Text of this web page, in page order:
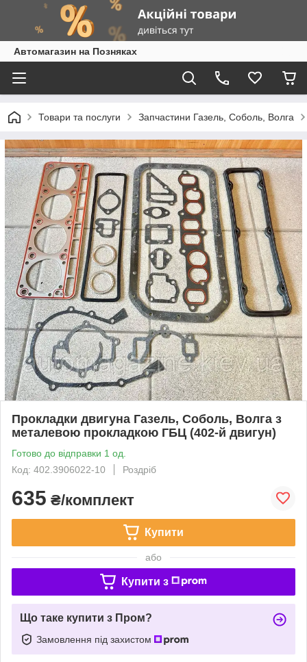
Автомагазин на Позняках
Товари та послуги Запчастини Газель, Соболь, Волга
Прокладки двигуна Газель, Соболь, Волга з
металевою прокладкою ГБЦ (402-й двигун)
Готово до відправки 1 од.
Код: 402.3906022-10
Роздріб
635 ₴/комплект
Купити
або
Купити з
Що таке купити з Пром?
Замовлення під захистом